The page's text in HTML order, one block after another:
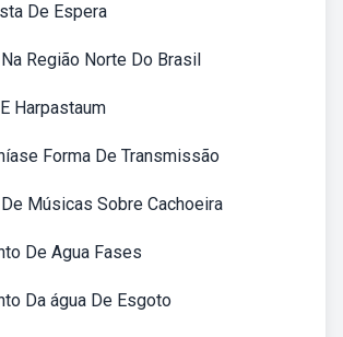
De Espera
Região Norte Do Brasil
Harpastaum
Forma De Transmissão
Músicas Sobre Cachoeira
De Agua Fases
Da água De Esgoto